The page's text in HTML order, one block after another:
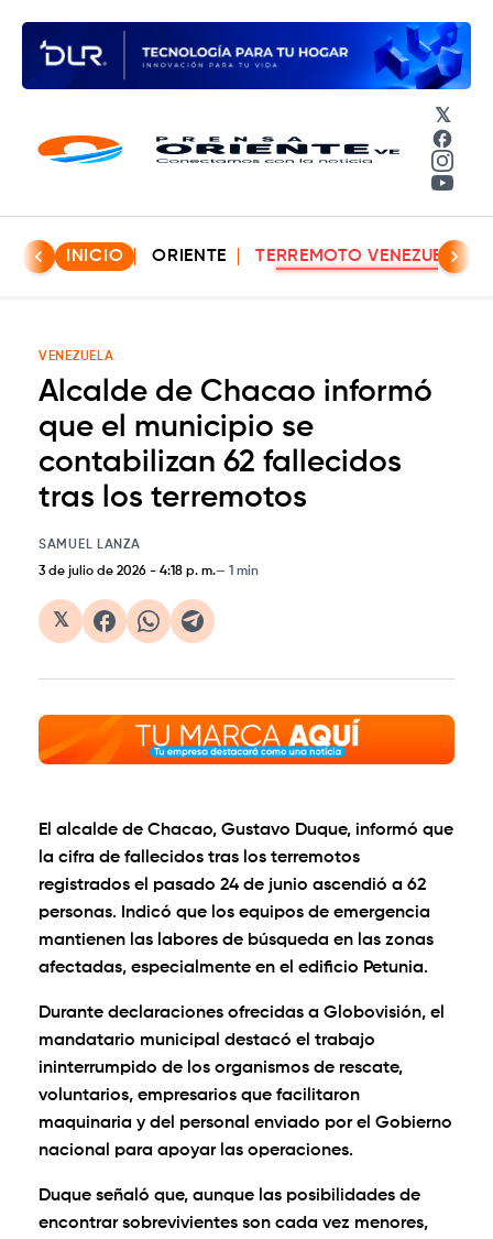
𝕏
INICIO ORIENTE TERREMOTO VENEZUELA
VENEZUELA
Alcalde de Chacao informó
que el municipio se
contabilizan 62 fallecidos
tras los terremotos
SAMUEL LANZA
3 de julio de 2026 - 4:18 p. m. 1 min
𝕏
El alcalde de Chacao, Gustavo Duque, informó que
la cifra de fallecidos tras los terremotos
registrados el pasado 24 de junio ascendió a 62
personas. Indicó que los equipos de emergencia
mantienen las labores de búsqueda en las zonas
afectadas, especialmente en el edificio Petunia.
Durante declaraciones ofrecidas a Globovisión, el
mandatario municipal destacó el trabajo
ininterrumpido de los organismos de rescate,
voluntarios, empresarios que facilitaron
maquinaria y del personal enviado por el Gobierno
nacional para apoyar las operaciones.
Duque señaló que, aunque las posibilidades de
encontrar sobrevivientes son cada vez menores,